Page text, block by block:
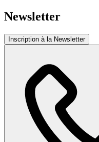
Newsletter
Inscription à la Newsletter